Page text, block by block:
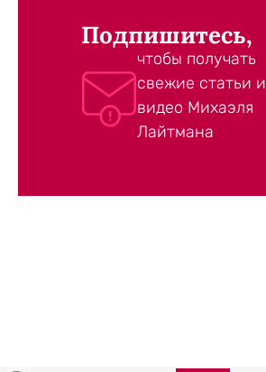
Подпишитесь,
чтобы получать
свежие статьи и
видео Михаэля
Лайтмана